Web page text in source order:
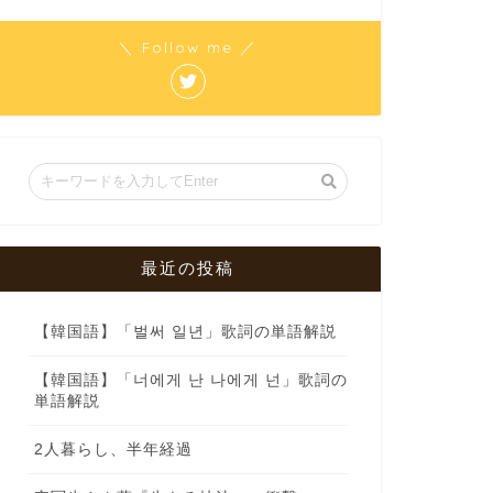
＼ Follow me ／
最近の投稿
【韓国語】「벌써 일년」歌詞の単語解説
【韓国語】「너에게 난 나에게 넌」歌詞の
単語解説
2人暮らし、半年経過